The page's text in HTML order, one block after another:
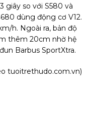
giây so với S580 và
dùng động cơ V12.
h. Ngoài ra, bản độ
thêm 20cm nhờ hệ
Barbus SportXtra.
tuoitrethudo.com.vn)